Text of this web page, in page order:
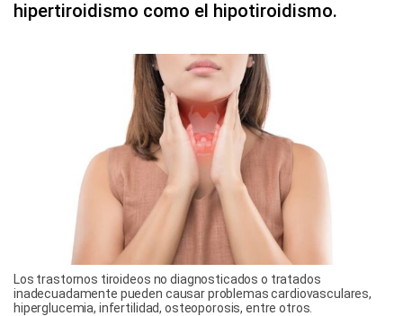
hipertiroidismo como el hipotiroidismo.
Los trastornos tiroideos no diagnosticados o tratados
inadecuadamente pueden causar problemas cardiovasculares,
hiperglucemia, infertilidad, osteoporosis, entre otros.